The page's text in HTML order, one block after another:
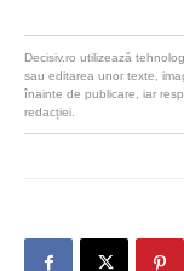
Decisiv.ro utilizează
sau editarea unor texte,
înainte de publicare, iar
redacției.